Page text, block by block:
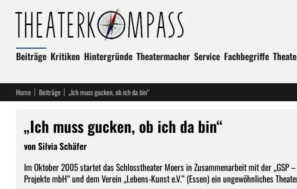
Beiträge Kritiken Hintergründe Theatermacher Service Fachbegriffe
Home Beiträge „Ich muss gucken, ob ich da bin“
„Ich muss gucken, ob ich da bin“
von Silvia Schäfer
Im Oktober 2005 startet das Schlosstheater Moers in Zusammenarbeit mit der „GSP
Projekte mbH“ und dem Verein „Lebens-Kunst e.V.“ (Essen) ein ungewöhnliches